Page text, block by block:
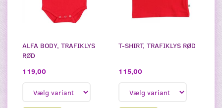
ALFA BODY, TRAFIKLYS
RØD
119,00
T-SHIRT, TRAFIKLYS RØD
115,00